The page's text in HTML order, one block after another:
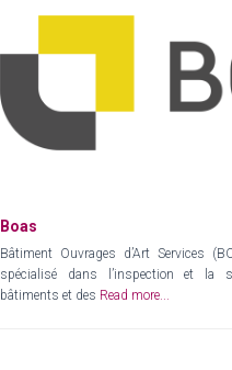
Boas
Bâtiment Ouvrages d’Art Services
spécialisé dans l’inspection et la
bâtiments et des Read more...